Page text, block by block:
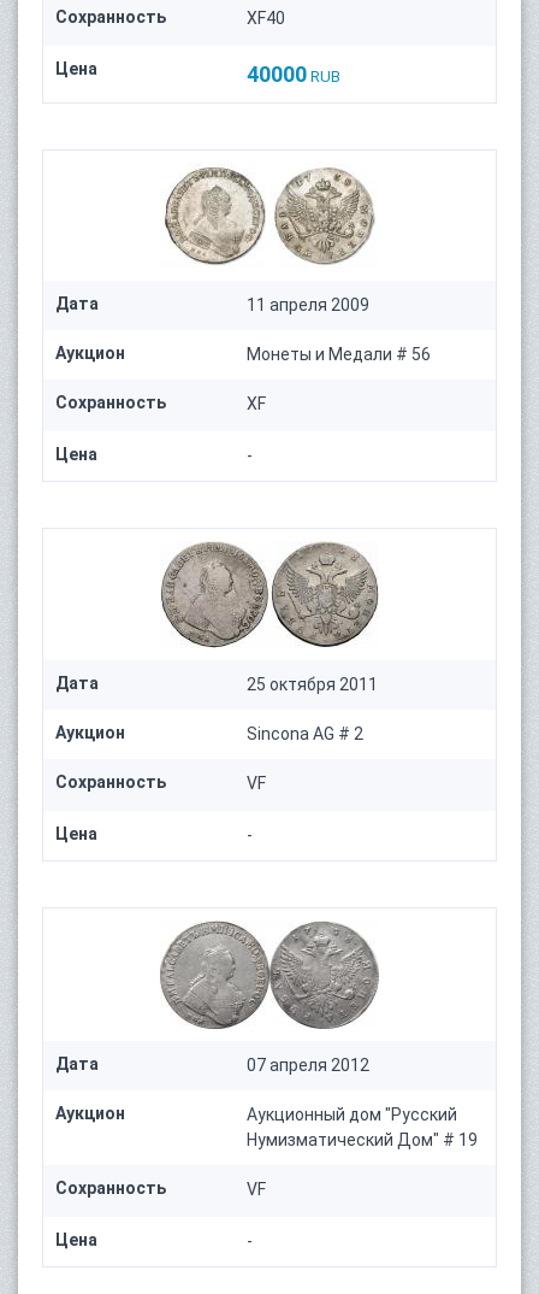
Сохранность XF40
Цена 40000 RUB
Дата 11 апреля 2009
Аукцион Монеты и Медали # 56
Сохранность XF
Цена -
Дата 25 октября 2011
Аукцион Sincona AG # 2
Сохранность VF
Цена -
Дата 07 апреля 2012
Аукцион
Аукционный дом "Русский
Нумизматический Дом" # 19
Сохранность VF
Цена -